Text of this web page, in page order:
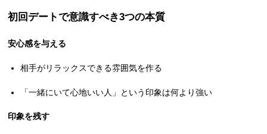
初回デートで意識すべき3つの本質
安心感を与える
相手がリラックスできる雰囲気を作る
「一緒にいて心地いい人」という印象は何より強い
印象を残す